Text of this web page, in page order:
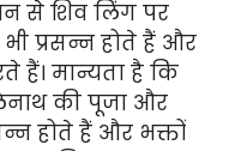
से शिव लिंग पर
प्रसन्न होते हैं और
हैं। मान्यता है कि
की पूजा और
होते हैं और भक्तों